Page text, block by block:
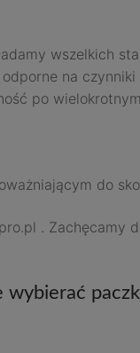
wszelkich
na
po
do
.